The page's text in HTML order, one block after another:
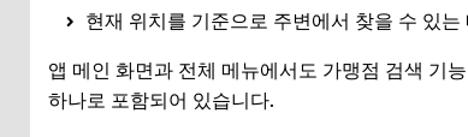
현재 위치를 기준으로 주변에서 찾을 수 있는
앱 메인 화면과 전체 메뉴에서도 가맹점 검색 기
하나로 포함되어 있습니다.